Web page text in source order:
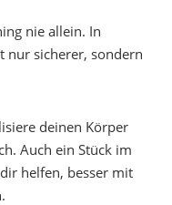
nie allein. In
nur sicherer, sondern
deinen Körper
Auch ein Stück im
helfen, besser mit